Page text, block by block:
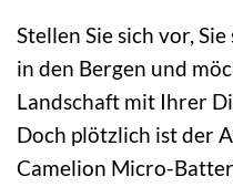
Stellen Sie sich vor,
in den Bergen und
Landschaft mit Ihrer
Doch plötzlich ist der
Camelion Micro-